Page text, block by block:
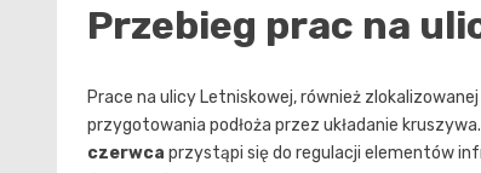
Przebieg prac na
Prace na ulicy Letniskowej, również
przygotowania podłoża przez układanie
czerwca przystąpi się do regulacji elementów